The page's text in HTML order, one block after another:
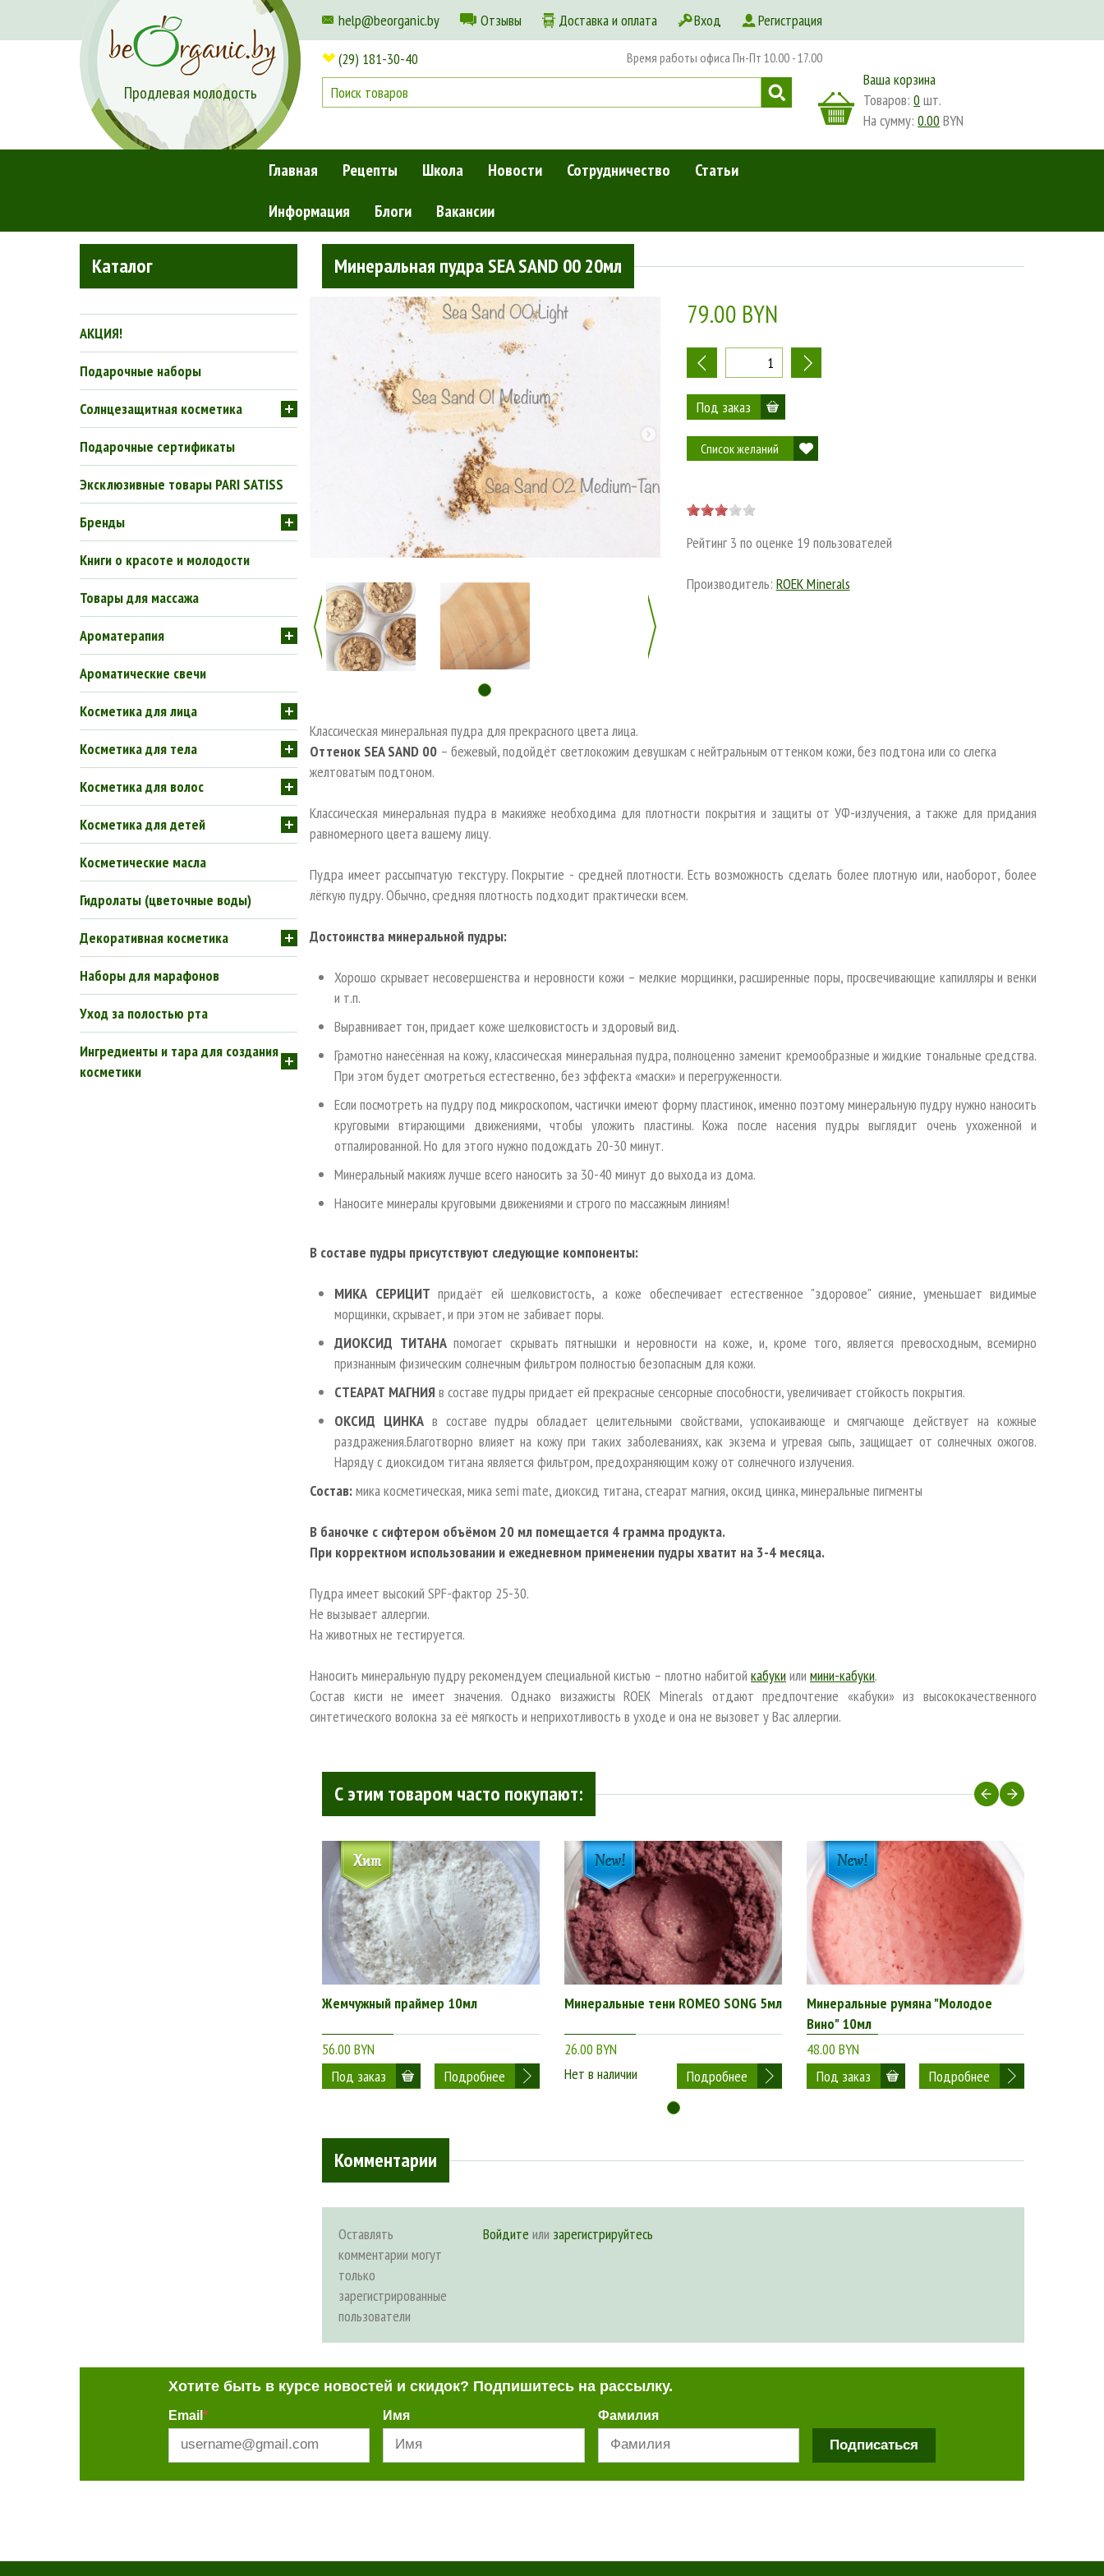
help@beorganic.by Отзывы Доставка и оплата Вход Регистрация
Продлевая молодость
(29) 181-30-40 Время работы офиса Пн-Пт 10.00 - 17.00
Ваша корзина
Товаров:0 шт.
На сумму:0.00 BYN
Главная Рецепты Школа Новости Сотрудничество
Статьи
Информация
Блоги Вакансии
»Минеральная пудра SEA SAND 00 20мл
Каталог
АКЦИЯ!
Подарочные наборы
Солнцезащитная косметика
Подарочные сертификаты
Эксклюзивные товары PARI SATISS
Бренды
Книги о красоте и молодости
Товары для массажа
Ароматерапия
Ароматические свечи
Косметика для лица
Косметика для тела
Косметика для волос
Косметика для детей
Косметические масла
Гидролаты (цветочные воды)
Декоративная косметика
Наборы для марафонов
Уход за полостью рта
Ингредиенты и тара для создания
косметики
Минеральная пудра SEA SAND 00 20мл
79.00 BYN
- +
Список желаний
Рейтинг 3 по оценке 19 пользователей
Производитель: ROEK Minerals
Классическая минеральная пудра для прекрасного цвета лица.
Оттенок SEA SAND 00 – бежевый, подойдёт светлокожим девушкам с нейтральным оттенком кожи, без подтона или со слегка
желтоватым подтоном.
Классическая минеральная пудра в макияже необходима для плотности покрытия и защиты от УФ-излучения, а также для придания
равномерного цвета вашему лицу.
Пудра имеет рассыпчатую текстуру. Покрытие - средней плотности. Есть возможность сделать более плотную или, наоборот, более
лёгкую пудру. Обычно, средняя плотность подходит практически всем.
Достоинства минеральной пудры:
Хорошо скрывает несовершенства и неровности кожи – мелкие морщинки, расширенные поры, просвечивающие капилляры и венки
и т.п.
Выравнивает тон, придает коже шелковистость и здоровый вид.
Грамотно нанесённая на кожу, классическая минеральная пудра, полноценно заменит кремообразные и жидкие тональные средства.
При этом будет смотреться естественно, без эффекта «маски» и перегруженности.
Если посмотреть на пудру под микроскопом, частички имеют форму пластинок, именно поэтому минеральную пудру нужно наносить
круговыми втирающими движениями, чтобы уложить пластины. Кожа после насения пудры выглядит очень ухоженной и
отпалированной. Но для этого нужно подождать 20-30 минут.
Минеральный макияж лучше всего наносить за 30-40 минут до выхода из дома.
Наносите минералы круговыми движениями и строго по массажным линиям!
В составе пудры присутствуют следующие компоненты:
МИКА СЕРИЦИТ придаёт ей шелковистость, а коже обеспечивает естественное "здоровое" сияние, уменьшает видимые
морщинки, скрывает, и при этом не забивает поры.
ДИОКСИД ТИТАНАпомогает скрывать пятнышки и неровности на коже, и, кроме того, является превосходным, всемирно
признанным физическим солнечным фильтром полностью безопасным для кожи.
СТЕАРАТ МАГНИЯ в составе пудры придает ей прекрасные сенсорные способности, увеличивает стойкость покрытия.
ОКСИД ЦИНКАв составе пудры обладает целительными свойствами, успокаивающе и смягчающе действует на кожные
раздражения.Благотворно влияет на кожу при таких заболеваниях, как экзема и угревая сыпь, защищает от солнечных ожогов.
Наряду с диоксидом титана является фильтром, предохраняющим кожу от солнечного излучения.
Состав:мика косметическая, мика semi mate, диоксид титана, стеарат магния, оксид цинка, минеральные пигменты
В баночке с сифтером объёмом 20 мл помещается 4 грамма продукта.
При корректном использовании и ежедневном применении пудры хватит на 3-4 месяца.
Пудра имеет высокий SPF-фактор 25-30.
Не вызывает аллергии.
На животных не тестируется.
Наносить минеральную пудру рекомендуем специальной кистью – плотно набитой кабуки или мини-кабуки.
Состав кисти не имеет значения. Однако визажисты ROEK Minerals отдают предпочтение «кабуки» из высококачественного
синтетического волокна за её мягкость и неприхотливость в уходе и она не вызовет у Вас аллергии.
С этим товаром часто покупают:
Жемчужный праймер 10мл
56.00 BYN
Подробнее
Минеральные тени ROMEO SONG 5мл
26.00 BYN
Нет в наличии
Подробнее
Минеральные румяна "Молодое
Вино" 10мл
48.00 BYN
Подробнее
Комментарии
Оставлять
комментарии могут
только
зарегистрированные
пользователи
Войдите или зарегистрируйтесь
Хотите быть в курсе новостей и скидок? Подпишитесь на рассылку.
Email * Имя Фамилия
Подписаться